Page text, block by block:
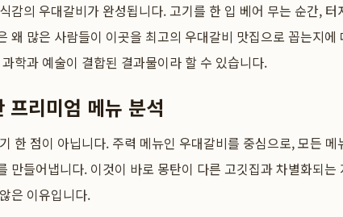
감의 우대갈비가 완성됩니다. 고기를 한 입 베어 무는 순간, 터
왜 많은 사람들이 이곳을 최고의 우대갈비 맛집으로 꼽는지에
학과 예술이 결합된 결과물이라 할 수 있습니다.
리미엄 메뉴 분석
한 점이 아닙니다. 주력 메뉴인 우대갈비를 중심으로, 모든 메
만들어냅니다. 이것이 바로 몽탄이 다른 고깃집과 차별화되는
은 이유입니다.